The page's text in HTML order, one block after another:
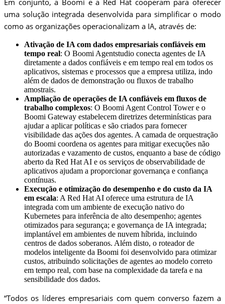
Em conjunto, a Boomi e a Red Hat cooperam para oferecer
uma solução integrada desenvolvida para simplificar o modo
como as organizações operacionalizam a IA, através de:
Ativação de IA com dados empresariais confiáveis ​​em
tempo real: O Boomi Agentstudio conecta agentes de IA
diretamente a dados confiáveis ​​e em tempo real em todos os
aplicativos, sistemas e processos que a empresa utiliza, indo
além de dados de demonstração ou fluxos de trabalho
amostrais.
Ampliação de operações de IA confiáveis ​​em fluxos de
trabalho complexos: O Boomi Agent Control Tower e o
Boomi Gateway estabelecem diretrizes determinísticas para
ajudar a aplicar políticas e são criados para fornecer
visibilidade das ações dos agentes. A camada de orquestração
do Boomi coordena os agentes para mitigar execuções não
autorizadas e vazamento de custos, enquanto a base de código
aberto da Red Hat AI e os serviços de observabilidade de
aplicativos ajudam a proporcionar governança e confiança
contínuas.
Execução e otimização do desempenho e do custo da IA ​​
em escala: A Red Hat AI oferece uma estrutura de IA
integrada com um ambiente de execução nativo do
Kubernetes para inferência de alto desempenho; agentes
otimizados para segurança; e governança de IA integrada;
implantável em ambientes de nuvem híbrida, incluindo
centros de dados soberanos. Além disto, o roteador de
modelos inteligente da Boomi foi desenvolvido para otimizar
custos, atribuindo solicitações de agentes ao modelo correto
em tempo real, com base na complexidade da tarefa e na
sensibilidade dos dados.
“Todos os líderes empresariais com quem converso fazem a